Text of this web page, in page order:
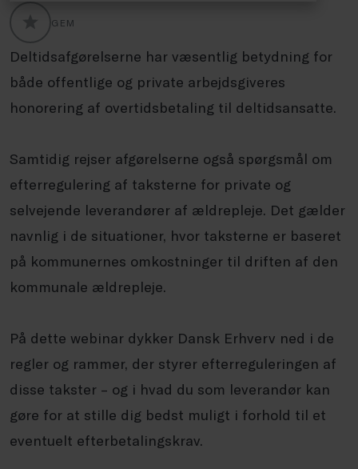
GEM
Deltidsafgørelserne har væsentlig betydning for
både offentlige og private arbejdsgiveres
honorering af overtidsbetaling til deltidsansatte.
Samtidig rejser afgørelserne også spørgsmål om
efterregulering af taksterne for private og
selvejende leverandører af ældrepleje. Det gælder
navnlig i de situationer, hvor taksterne er baseret
på kommunernes omkostninger til driften af den
kommunale ældrepleje.
På dette webinar dykker Dansk Erhverv ned i de
regler og rammer, der styrer efterreguleringen af
disse takster – og i hvad du som leverandør kan
gøre for at stille dig bedst muligt i forhold til et
eventuelt efterbetalingskrav.